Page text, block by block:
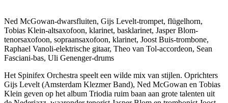
Ned McGowan-dwarsfluiten, Gijs Levelt-trompet, flügelhorn,
Tobias Klein-altsaxofoon, klarinet, basklarinet, Jasper Blom-
tenorsaxofoon, sopraansaxofoon, klarinet, Joost Buis-trombone,
Raphael Vanoli-elektrische gitaar, Theo van Tol-accordeon, Sean
Fasciani-bas, Uli Genenger-drums
Het Spinifex Orchestra speelt een wilde mix van stijlen. Oprichters
Gijs Levelt (Amsterdam Klezmer Band), Ned McGowan en Tobias
Klein geven op het album Triodia ruim baan aan grote talenten uit